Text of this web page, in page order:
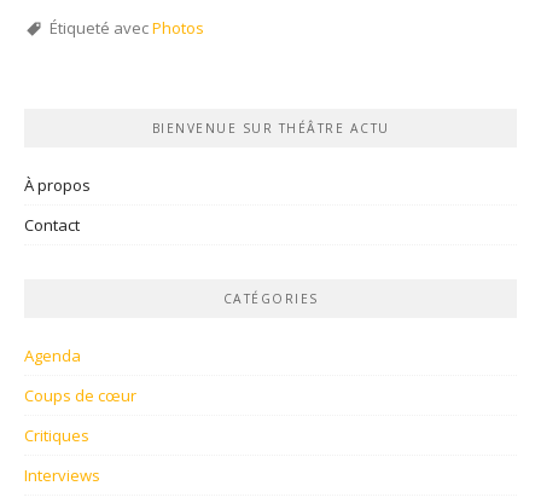
Étiqueté avecPhotos
BIENVENUE SUR THÉÂTRE ACTU
À propos
Contact
CATÉGORIES
Agenda
Coups de cœur
Critiques
Interviews